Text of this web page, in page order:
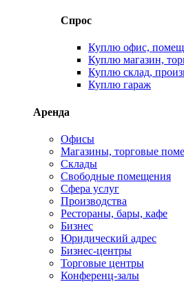
Спрос
Куплю офис,
Куплю магазин,
Куплю склад,
Куплю гараж
Аренда
Офисы
Магазины, торговые
Склады
Свободные помещения
Сфера услуг
Производства
Рестораны, бары, кафе
Бизнес
Юридический адрес
Бизнес-центры
Торговые центры
Конференц-залы